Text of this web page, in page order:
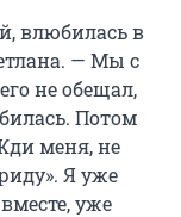
влюбилась в
— Мы с
не обещал,
Потом
меня, не
Я уже
уже